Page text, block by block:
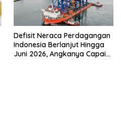
Defisit Neraca Perdagangan
Indonesia Berlanjut Hingga
Juni 2026, Angkanya Capai